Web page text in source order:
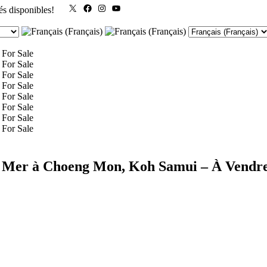
disponibles! X FacebookInstagram
à Choeng Mon, Koh Samui – À